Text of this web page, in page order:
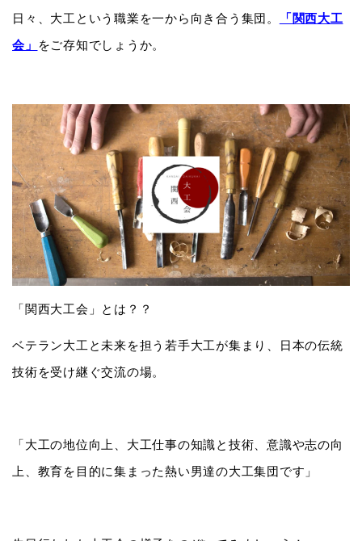
日々、大工という職業を一から向き合う集団。
「関西大工
会」
をご存知でしょうか。
「関西大工会」とは？？
ベテラン大工と未来を担う若手大工が集まり、日本の伝統
技術を受け継ぐ交流の場。
「大工の地位向上、大工仕事の知識と技術、意識や志の向
上、教育を目的に集まった熱い男達の大工集団です」